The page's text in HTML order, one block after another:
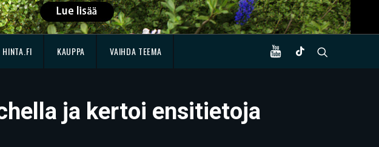
HINTA.FI KAUPPA VAIHDA TEEMA
ja kertoi ensitietoja